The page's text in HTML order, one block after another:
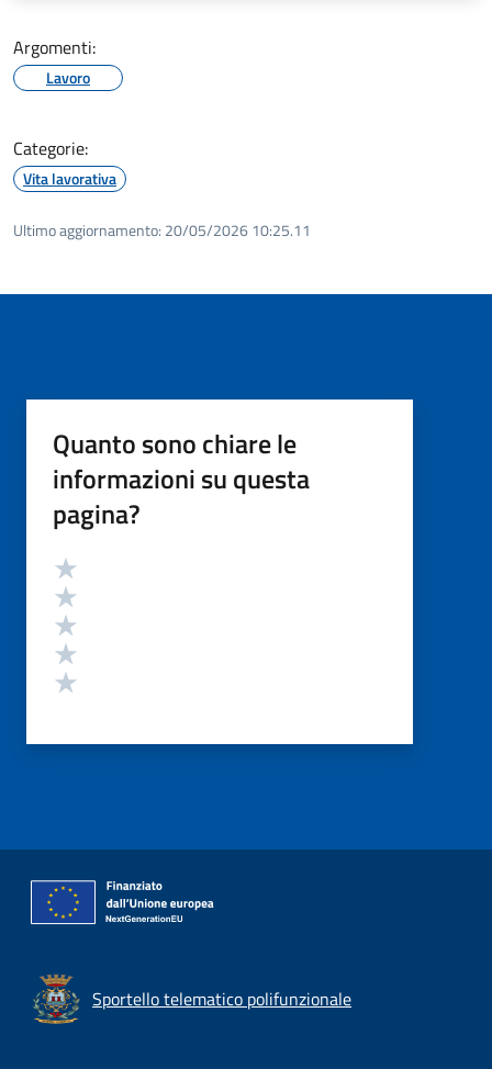
Argomenti:
Lavoro
Categorie:
Vita lavorativa
Ultimo aggiornamento: 20/05/2026 10:25.11
Quanto sono chiare le
informazioni su questa
pagina?
Valutazione
Sportello telematico polifunzionale